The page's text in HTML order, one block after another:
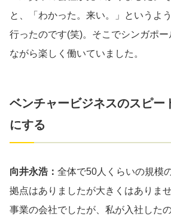
と、「わかった。来い。」というよ
行ったのです(笑)。そこでシンガポ
ながら楽しく働いていました。
ベンチャービジネスのスピー
にする
向井永浩： 全体で50人くらいの規模
拠点はありましたが大きくはありま
事業の会社でしたが、私が入社した